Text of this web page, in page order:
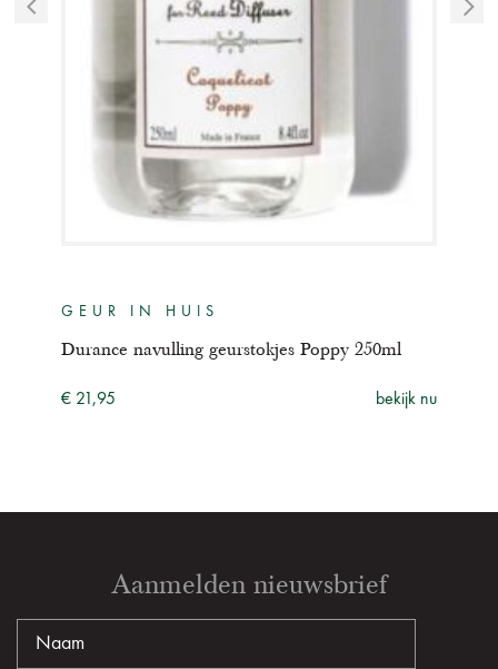
GEUR IN HUIS
Durance navulling geurstokjes Poppy 250ml
€ 21,95 bekijk nu
Aanmelden nieuwsbrief